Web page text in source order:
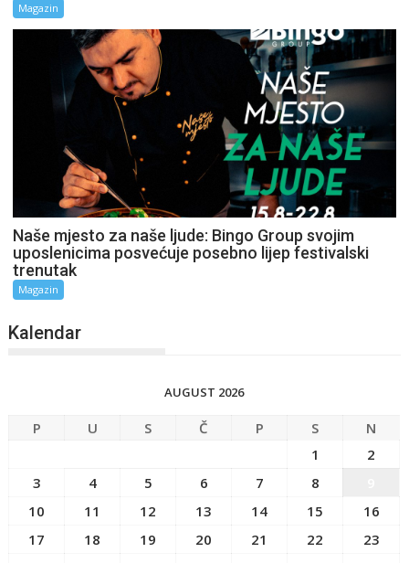
Magazin
Naše mjesto za naše ljude: Bingo Group svojim
uposlenicima posvećuje posebno lijep festivalski
trenutak
Magazin
Kalendar
AUGUST 2026
P U S Č P S
N
1
2
3
4 5 6 7 8
10
11 12 13 14 15
16
17
18 19 20 21 22
23